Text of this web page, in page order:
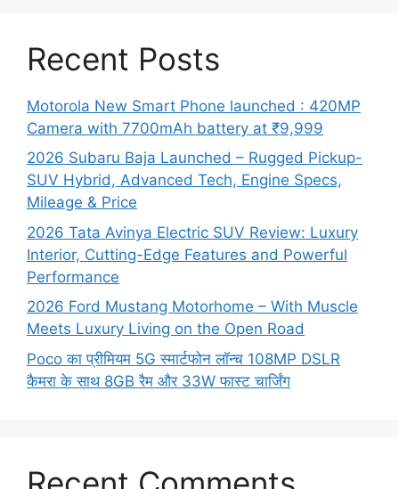
Recent Posts
Motorola New Smart Phone launched : 420MP
Camera with 7700mAh battery at ₹9,999
2026 Subaru Baja Launched – Rugged Pickup-
SUV Hybrid, Advanced Tech, Engine Specs,
Mileage & Price
2026 Tata Avinya Electric SUV Review: Luxury
Interior, Cutting-Edge Features and Powerful
Performance
2026 Ford Mustang Motorhome – With Muscle
Meets Luxury Living on the Open Road
Poco का प्रीमियम 5G स्मार्टफोन लॉन्च 108MP DSLR
कैमरा के साथ 8GB रैम और 33W फास्ट चार्जिंग